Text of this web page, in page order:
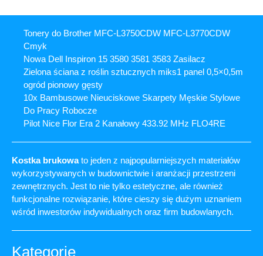
Tonery do Brother MFC-L3750CDW MFC-L3770CDW
Cmyk
Nowa Dell Inspiron 15 3580 3581 3583 Zasilacz
Zielona ściana z roślin sztucznych miks1 panel 0,5×0,5m
ogród pionowy gęsty
10x Bambusowe Nieuciskowe Skarpety Męskie Stylowe
Do Pracy Robocze
Pilot Nice Flor Era 2 Kanałowy 433.92 MHz FLO4RE
Kostka brukowato jeden z najpopularniejszych materiałów
wykorzystywanych w budownictwie i aranżacji przestrzeni
zewnętrznych. Jest to nie tylko estetyczne, ale również
funkcjonalne rozwiązanie, które cieszy się dużym uznaniem
wśród inwestorów indywidualnych oraz firm budowlanych.
Kategorie